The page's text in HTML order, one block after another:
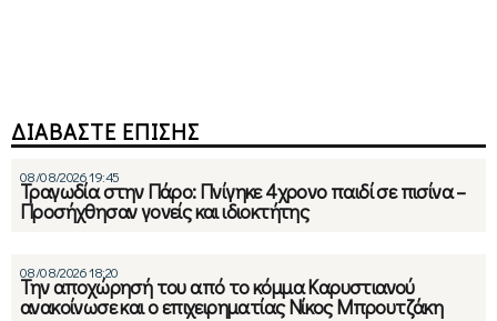
ΔΙΑΒΑΣΤΕ ΕΠΙΣΗΣ
08/08/2026 19:45
Τραγωδία στην Πάρο: Πνίγηκε 4χρονο παιδί σε πισίνα –
Προσήχθησαν γονείς και ιδιοκτήτης
08/08/2026 18:20
Την αποχώρησή του από το κόμμα Καρυστιανού
ανακοίνωσε και ο επιχειρηματίας Νίκος Μπρουτζάκη